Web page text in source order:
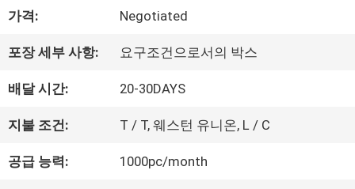
우
리
에
대
하
가격: Negotiated
포장 세부 사항: 요구조건으로서의 박스
배달 시간: 20-30DAYS
지불 조건: T / T, 웨스턴 유니온, L / C
공급 능력: 1000pc/month